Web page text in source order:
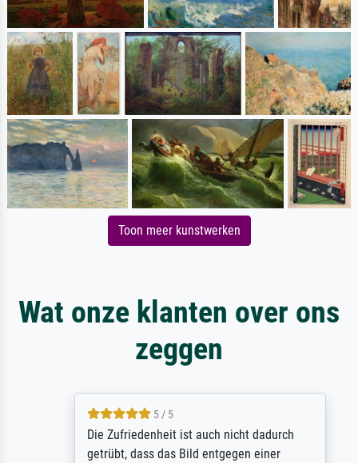
Toon meer kunstwerken
Wat onze klanten over ons
zeggen
5 / 5
Die Zufriedenheit ist auch nicht dadurch
getrübt, dass das Bild entgegen einer